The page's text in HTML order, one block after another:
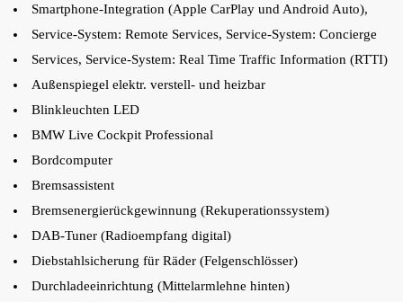
Smartphone-Integration (Apple CarPlay und Android Auto),
Service-System: Remote Services, Service-System: Concierge
Services, Service-System: Real Time Traffic Information (RTTI)
Außenspiegel elektr. verstell- und heizbar
Blinkleuchten LED
BMW Live Cockpit Professional
Bordcomputer
Bremsassistent
Bremsenergierückgewinnung (Rekuperationssystem)
DAB-Tuner (Radioempfang digital)
Diebstahlsicherung für Räder (Felgenschlösser)
Durchladeeinrichtung (Mittelarmlehne hinten)